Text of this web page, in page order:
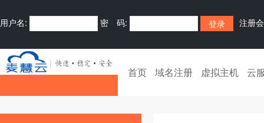
用户名: 密 码: 注册
首页 域名注册 虚拟主机 云